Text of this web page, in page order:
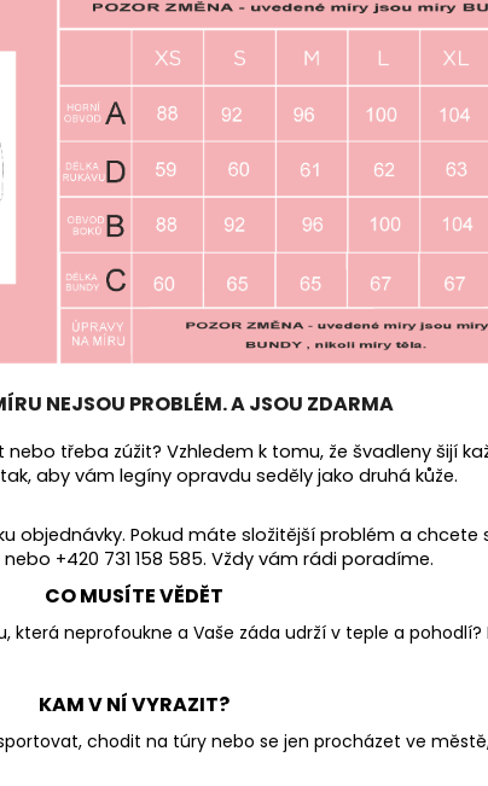
NEJSOU PROBLÉM. A JSOU ZDARMA
třeba zúžit? Vzhledem k tomu, že švadleny šijí
aby vám legíny opravdu seděly jako druhá kůže.
objednávky. Pokud máte složitější problém a
+420 731 158 585. Vždy vám rádi poradíme.
CO MUSÍTE VĚDĚT
neprofoukne a Vaše záda udrží v teple a
KAM V NÍ VYRAZIT?
chodit na túry nebo se jen procházet ve